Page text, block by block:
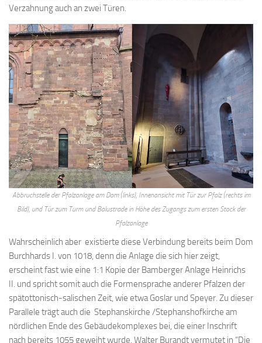
Verzahnung auch an zwei Türen.
Abbruchstelle der Pfalzanlage am Dom (links), Innenansicht mit Tür zur Pfalz (rechts im
Bild), und Tür zum Turm und Balustrade in Höhe des Zugangs zum ersten Stock der
Pfalzanlage
Wahrscheinlich aber existierte diese Verbindung bereits beim Dom
Burchhards I. von 1018, denn die Anlage die sich hier zeigt,
erscheint fast wie eine 1:1 Kopie der Bamberger Anlage Heinrichs
II. und spricht somit auch die Formensprache anderer Pfalzen der
spätottonisch-salischen Zeit, wie etwa Goslar und Speyer. Zu dieser
Parallele trägt auch die Stephanskirche /Stephanshofkirche am
nördlichen Ende des Gebäudekomplexes bei, die einer Inschrift
nach bereits 1055 geweiht wurde. Walter Burandt vermutet in “Die